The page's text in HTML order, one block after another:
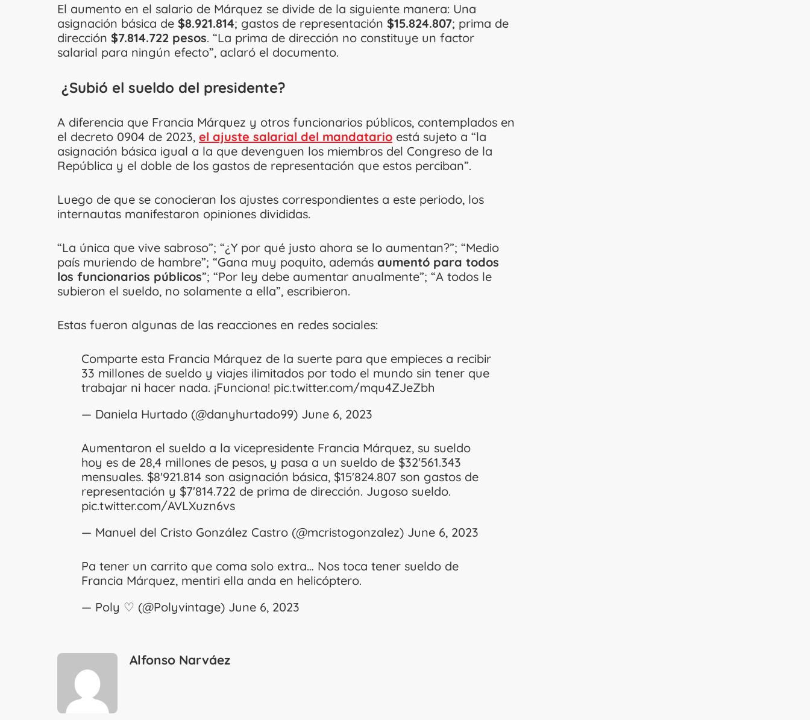
El aumento en el salario de Márquez se divide de la siguiente manera: Una
asignación básica de $8.921.814; gastos de representación $15.824.807; prima de
dirección $7.814.722 pesos. “La prima de dirección no constituye un factor
salarial para ningún efecto”, aclaró el documento.
¿Subió el sueldo del presidente?
A diferencia que Francia Márquez y otros funcionarios públicos, contemplados en
el decreto 0904 de 2023, el ajuste salarial del mandatario está sujeto a “la
asignación básica igual a la que devenguen los miembros del Congreso de la
República y el doble de los gastos de representación que estos perciban”.
Luego de que se conocieran los ajustes correspondientes a este periodo, los
internautas manifestaron opiniones divididas.
“La única que vive sabroso”; “¿Y por qué justo ahora se lo aumentan?”; “Medio
país muriendo de hambre”; “Gana muy poquito, además aumentó para todos
los funcionarios públicos”; “Por ley debe aumentar anualmente”; “A todos le
subieron el sueldo, no solamente a ella”, escribieron.
Estas fueron algunas de las reacciones en redes sociales:
Comparte esta Francia Márquez de la suerte para que empieces a recibir
33 millones de sueldo y viajes ilimitados por todo el mundo sin tener que
trabajar ni hacer nada. ¡Funciona! pic.twitter.com/mqu4ZJeZbh
— Daniela Hurtado (@danyhurtado99) June 6, 2023
Aumentaron el sueldo a la vicepresidente Francia Márquez, su sueldo
hoy es de 28,4 millones de pesos, y pasa a un sueldo de $32′561.343
mensuales. $8′921.814 son asignación básica, $15′824.807 son gastos de
representación y $7′814.722 de prima de dirección. Jugoso sueldo.
pic.twitter.com/AVLXuzn6vs
— Manuel del Cristo González Castro (@mcristogonzalez) June 6, 2023
Pa tener un carrito que coma solo extra… Nos toca tener sueldo de
Francia Márquez, mentiri ella anda en helicóptero.
— Poly ♡ (@Polyvintage) June 6, 2023
Alfonso Narváez